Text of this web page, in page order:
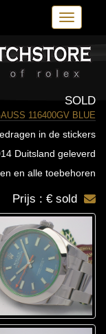
Toggle
SOLD
116400GV BLUE
in de stickers
Duitsland geleverd
en alle toebehoren
Prijs : € sold